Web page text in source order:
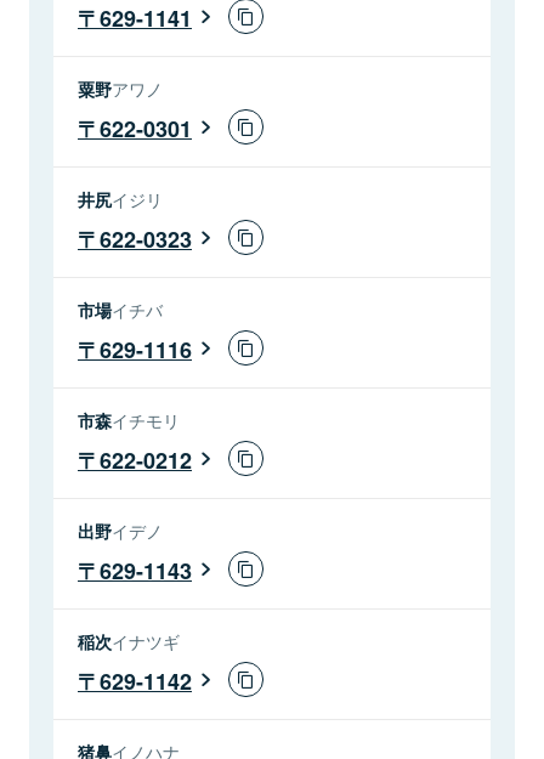
629-1141
粟野アワノ
622-0301
井尻イジリ
622-0323
市場イチバ
629-1116
市森イチモリ
622-0212
出野イデノ
629-1143
稲次イナツギ
629-1142
猪鼻イノハナ